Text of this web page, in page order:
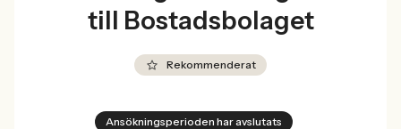
till Bostadsbolaget
Rekommenderat
Ansökningsperioden har avslutats